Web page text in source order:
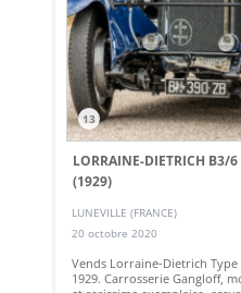
13
LORRAINE-DIETRICH B3/
(1929)
LUNEVILLE (FRANCE)
20 octobre 2020
Vends Lorraine-Dietrich
1929. Carrosserie Gangloff,